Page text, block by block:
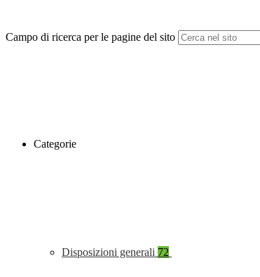
Campo di ricerca per le pagine del sito
Categorie
Disposizioni generali 72